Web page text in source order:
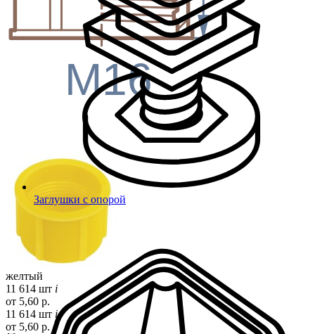
Заглушки с опорой
M16
желтый
11 614 шт i
от 5,60 р.
11 614 шт i
от 5,60 р.